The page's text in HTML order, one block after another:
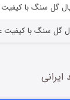
گل سنگ با کیفیت
گل سنگ با کیفیت